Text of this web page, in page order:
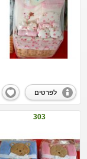
לפרטים
303